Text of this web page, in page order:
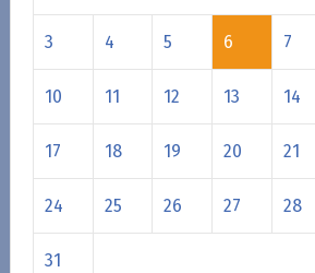
3 4 5 6 7
10 11 12 13 14
17 18 19 20 21
24 25 26 27 28
31